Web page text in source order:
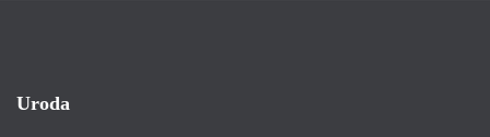
Uroda